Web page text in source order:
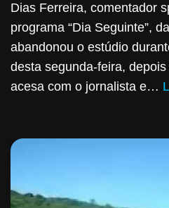
Dias Ferreira, comentador
programa “Dia Seguinte”,
abandonou o estúdio
desta segunda-feira,
acesa com o jornalista e…